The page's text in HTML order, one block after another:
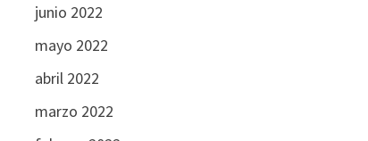
junio 2022
mayo 2022
abril 2022
marzo 2022